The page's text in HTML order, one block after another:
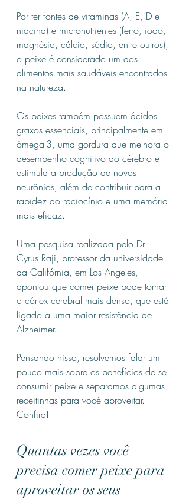
Por ter fontes de vitaminas (A, E, D e
niacina) e micronutrientes (ferro, iodo,
magnésio, cálcio, sódio, entre outros),
o peixe é considerado um dos
alimentos mais saudáveis encontrados
na natureza.
Os peixes também possuem ácidos
graxos essenciais, principalmente em
ômega-3, uma gordura que melhora o
desempenho cognitivo do cérebro e
estimula a produção de novos
neurônios, além de contribuir para a
rapidez do raciocínio e uma memória
mais eficaz.
Uma pesquisa realizada pelo Dr.
Cyrus Raji, professor da universidade
da Califórnia, em Los Angeles,
apontou que comer peixe pode tornar
o córtex cerebral mais denso, que está
ligado a uma maior resistência de
Alzheimer.
Pensando nisso, resolvemos falar um
pouco mais sobre os benefícios de se
consumir peixe e separamos algumas
receitinhas para você aproveitar.
Confira!
Quantas vezes você
precisa comer peixe para
aproveitar os seus